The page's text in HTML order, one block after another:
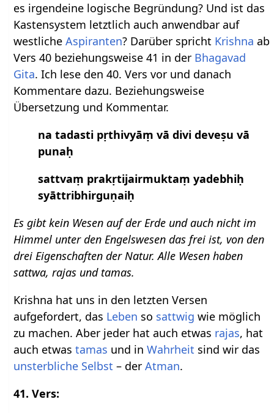
es irgendeine logische Begründung? Und ist das
Kastensystem letztlich auch anwendbar auf
westlicheAspiranten? Darüber spricht Krishna ab
Vers 40 beziehungsweise 41 in der Bhagavad
Gita. Ich lese den 40. Vers vor und danach
Kommentare dazu. Beziehungsweise
Übersetzung und Kommentar.
na tadasti pṛthivyāṃ vā divi deveṣu vā
punaḥ
sattvaṃ prakṛtijairmuktaṃ yadebhiḥ
syāttribhirguṇaiḥ
Es gibt kein Wesen auf der Erde und auch nicht im
Himmel unter den Engelswesen das frei ist, von den
drei Eigenschaften der Natur. Alle Wesen haben
sattwa, rajas und tamas.
Krishna hat uns in den letzten Versen
aufgefordert, das Leben so sattwig wie möglich
zu machen. Aber jeder hat auch etwas rajas, hat
auch etwastamas und inWahrheit sind wir das
unsterbliche Selbst – derAtman.
41. Vers: